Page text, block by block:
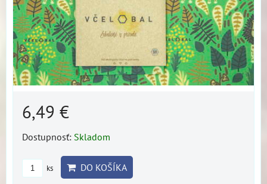
6,49 €
Dostupnosť: Skladom
ks DO KOŠÍKA